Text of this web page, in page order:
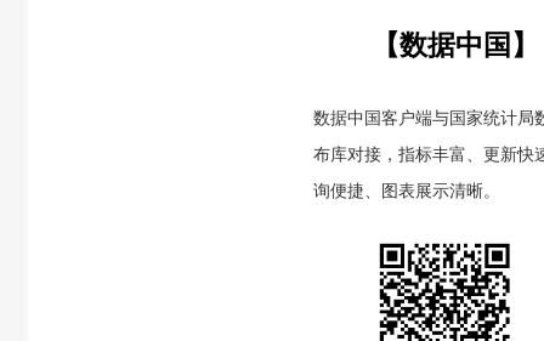
【数据中国】
数据中国客户端与国家统计局
布库对接，指标丰富、更新快
询便捷、图表展示清晰。